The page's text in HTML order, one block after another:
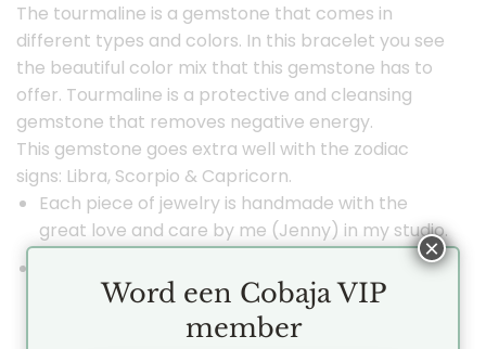
The tourmaline is a gemstone that comes in
different types and colors. In this bracelet you see
the beautiful color mix that this gemstone has to
offer. Tourmaline is a protective and cleansing
gemstone that removes negative energy.
This gemstone goes extra well with the zodiac
signs: Libra, Scorpio & Capricorn.
Each piece of jewelry is handmade with the
great love and care by me (Jenny) in my studio.
All jewelry is made of sterling silver (925), 14 or 18
karat gold. I only work with real gemstones,
diamonds and pearls.
Word een Cobaja VIP
member
×